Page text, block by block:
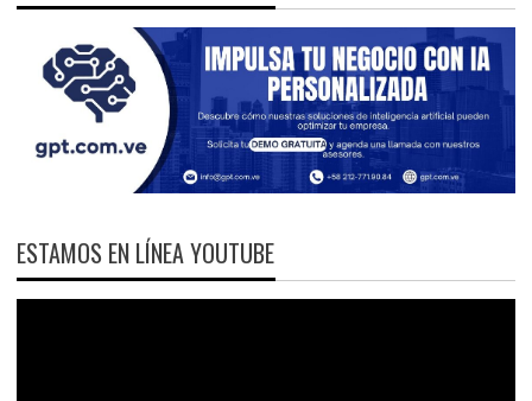
ESTAMOS EN LÍNEA YOUTUBE